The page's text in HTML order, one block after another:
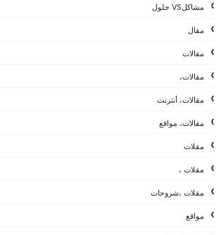
مشاكلVS حلول
مقال
مقالات
مقالات،
مقالات، أنترنت
مقالات، مواقع
مقلات
مقلات ،
مقلات ،شروحات
مواقع